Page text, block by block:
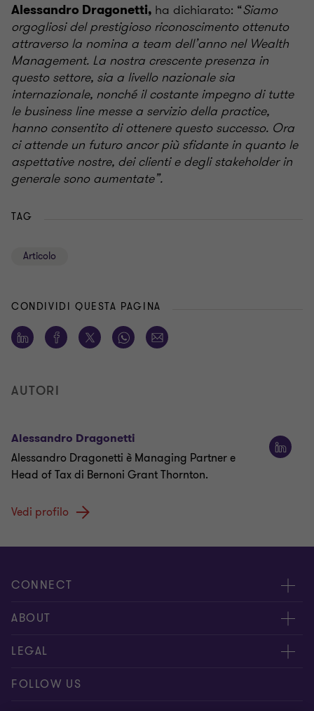
Alessandro Dragonetti, ha dichiarato: “Siamo
orgogliosi del prestigioso riconoscimento ottenuto
attraverso la nomina a team dell’anno nel Wealth
Management. La nostra crescente presenza in
questo settore, sia a livello nazionale sia
internazionale, nonché il costante impegno di tutte
le business line messe a servizio della practice,
hanno consentito di ottenere questo successo. Ora
ci attende un futuro ancor più sfidante in quanto le
aspettative nostre, dei clienti e degli stakeholder in
generale sono aumentate”.
TAG
Articolo
CONDIVIDI QUESTA PAGINA
AUTORI
Alessandro Dragonetti
Alessandro Dragonetti è Managing Partner e
Head of Tax di Bernoni Grant Thornton.
Vedi profilo
CONNECT
Contattaci
I nostri professionisti
ABOUT
Chi siamo
I nostri uffici
LEGAL
Disclaimer
FOLLOW US